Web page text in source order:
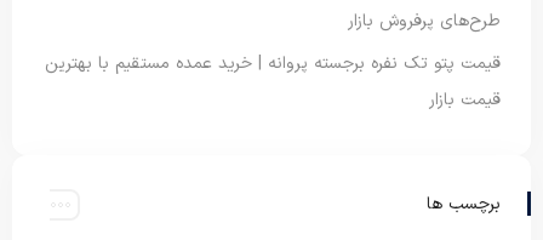
طرح‌های پرفروش بازار
قیمت پتو تک نفره برجسته پروانه | خرید عمده مستقیم با بهترین
قیمت بازار
برچسب ها